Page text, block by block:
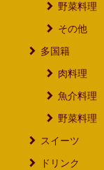
野菜料理
その他
多国籍
肉料理
魚介料理
野菜料理
スイーツ
ドリンク